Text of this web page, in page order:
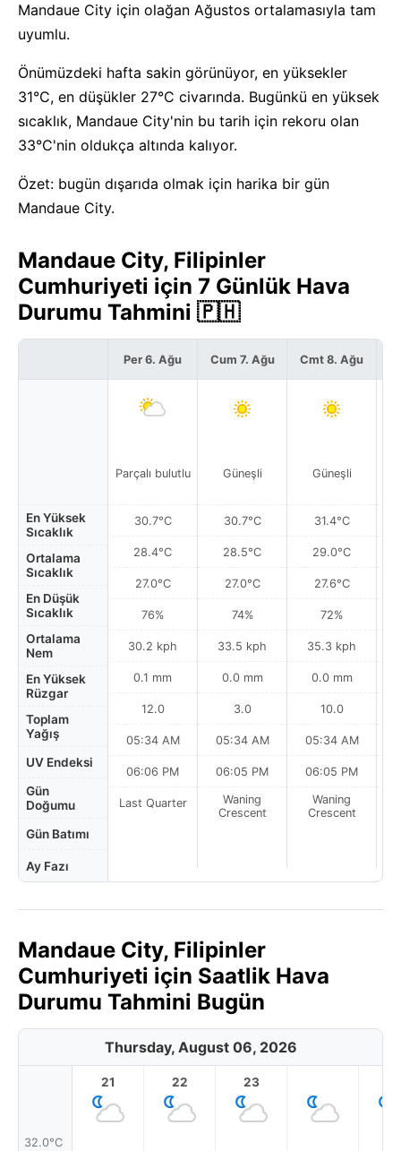
Mandaue City için olağan Ağustos ortalamasıyla tam
uyumlu.
Önümüzdeki hafta sakin görünüyor, en yüksekler
31°C, en düşükler 27°C civarında. Bugünkü en yüksek
sıcaklık, Mandaue City'nin bu tarih için rekoru olan
33°C'nin oldukça altında kalıyor.
Özet: bugün dışarıda olmak için harika bir gün
Mandaue City.
Mandaue City, Filipinler
Cumhuriyeti için 7 Günlük Hava
Durumu Tahmini 🇵🇭
En Yüksek
Sıcaklık
Ortalama
Sıcaklık
En Düşük
Sıcaklık
Ortalama
Nem
En Yüksek
Rüzgar
Toplam
Yağış
UV Endeksi
Gün
Doğumu
Gün Batımı
Ay Fazı
Per 6. Ağu
Parçalı bulutlu
30.7°C
28.4°C
27.0°C
76%
30.2 kph
0.1 mm
12.0
05:34 AM
06:06 PM
Last Quarter
Cum 7. Ağu
Güneşli
30.7°C
28.5°C
27.0°C
74%
33.5 kph
0.0 mm
3.0
05:34 AM
06:05 PM
Waning
Crescent
Cmt 8. Ağu
Güneşli
31.4°C
29.0°C
27.6°C
72%
35.3 kph
0.0 mm
10.0
05:34 AM
06:05 PM
Waning
Crescent
Mandaue City, Filipinler
Cumhuriyeti için Saatlik Hava
Durumu Tahmini Bugün
Thursday, August 06, 2026
32.0°C
21 22 23